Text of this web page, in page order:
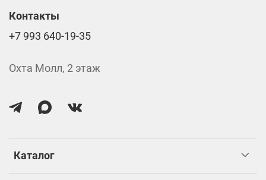
Каталог
Контакты
+7 993 640-19-35
Охта Молл, 2 этаж